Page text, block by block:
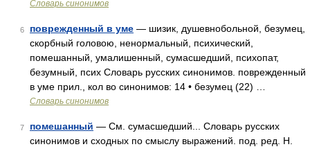
Словарь синонимов
6 поврежденный в уме — шизик, душевнобольной, безумец,
скорбный головою, ненормальный, психический,
помешанный, умалишенный, сумасшедший, психопат,
безумный, псих Словарь русских синонимов. поврежденный
в уме прил., кол во синонимов: 14 • безумец (22) …
Словарь синонимов
7 помешанный — См. сумасшедший... Словарь русских
синонимов и сходных по смыслу выражений. под. ред. Н.